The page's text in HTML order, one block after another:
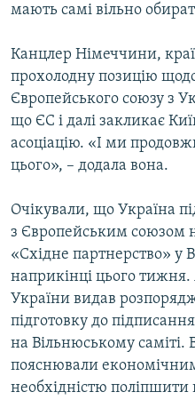
мають самі вільно
Канцлер Німеччини,
прохолодну позицію
Європейського союзу з
що ЄС і далі закликає
асоціацію. «І ми
цього», – додала вона.
Очікували, що Україна
з Європейським союзом
«Східне партнерство» у
наприкінці цього
України видав
підготовку до
на Вільнюському саміті.
пояснювали
необхідністю поліпшити